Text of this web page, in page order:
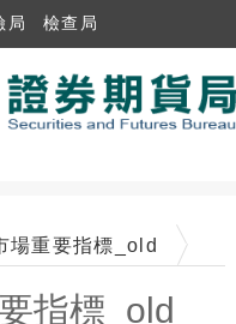
局 檢查局
場重要指標_old
指標_old